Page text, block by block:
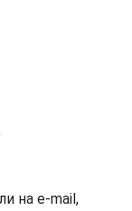
на e-mail,